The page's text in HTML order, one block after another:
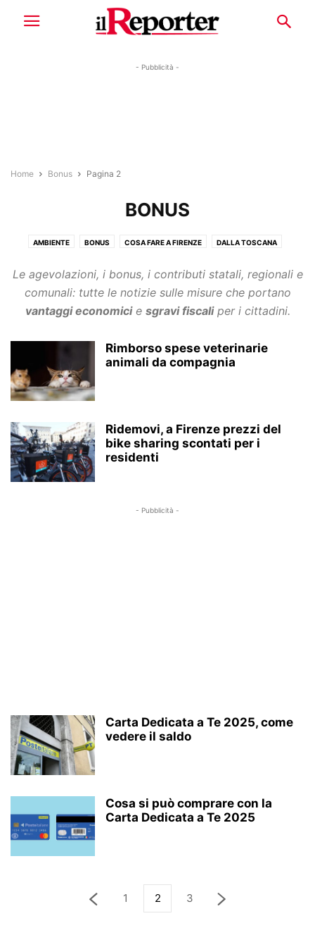
- Pubblicità -
Home Bonus Pagina 2
BONUS
AMBIENTE BONUS COSA FARE A FIRENZE DALLA TOSCANA
FIRENZE CURIOSITÀ E LEGGENDE FIRENZE GRATIS GALLERIE
IL COMMENTO IL REPORTER LUNGARNO
RISTORANTI, CIBO E RICETTE SALUTE SEZIONI VIDEO
Le agevolazioni, i bonus, i contributi statali, regionali e
comunali: tutte le notizie sulle misure che portano
vantaggi economicie sgravi fiscaliper i cittadini.
Rimborso spese veterinarie
animali da compagnia
Ridemovi, a Firenze prezzi del
bike sharing scontati per i
residenti
- Pubblicità -
Carta Dedicata a Te 2025, come
vedere il saldo
Cosa si può comprare con la
Carta Dedicata a Te 2025
1 2 3